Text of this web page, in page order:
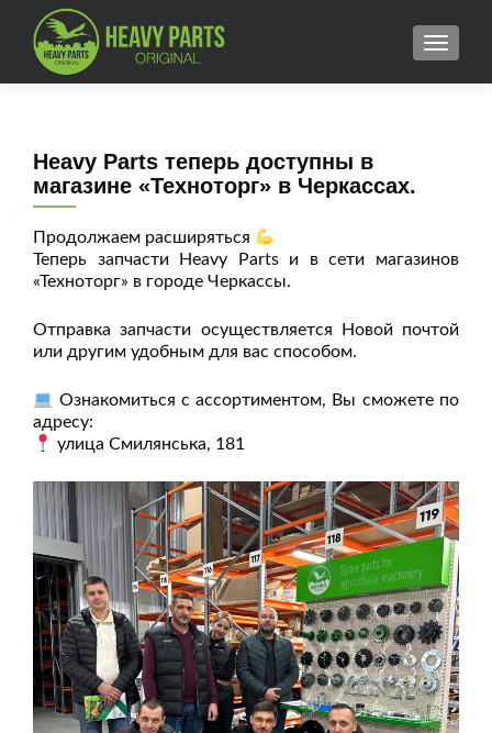
MENU
Heavy Parts теперь доступны в
магазине «Техноторг» в Черкассах.
Продолжаем расширяться
Теперь запчасти Heavy Parts и в сети магазинов
«Техноторг» в городе Черкассы.
Отправка запчасти осуществляется Новой почтой
или другим удобным для вас способом.
Ознакомиться с ассортиментом, Вы сможете по
адресу:
улица Смилянська, 181